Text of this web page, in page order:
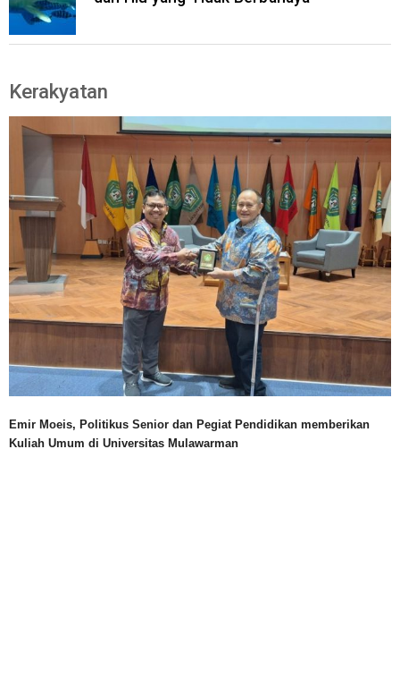
Kerakyatan
Emir Moeis, Politikus Senior dan Pegiat Pendidikan memberikan
Kuliah Umum di Universitas Mulawarman